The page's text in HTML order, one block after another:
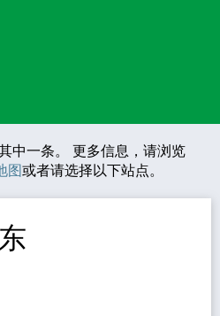
中一条。 更多信息，请浏览
图或者请选择以下站点。